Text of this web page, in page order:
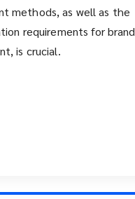
methods, as well as the
requirements for brand
is crucial.